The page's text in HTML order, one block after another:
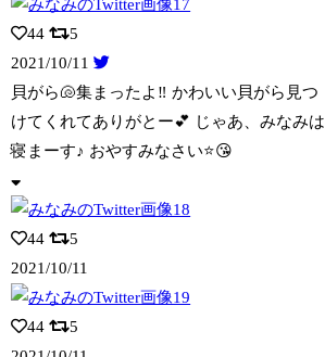
44
5
2021/10/11
貝がら🐚集まったよ‼️ かわいい貝がら見つ
けてくれてありがとー💕 じゃあ、みなみは
寝まーす♪ おやすみなさい⭐😘
44
5
2021/10/11
44
5